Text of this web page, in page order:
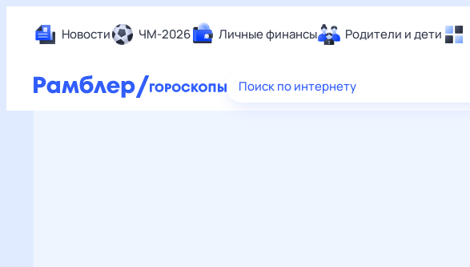
Новости ЧМ-2026 Личные финансы Родители и дети
Еда
Поиск по интернету